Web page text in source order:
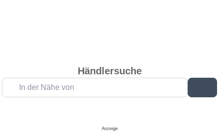
Händlersuche
In der Nähe von
Anzeige